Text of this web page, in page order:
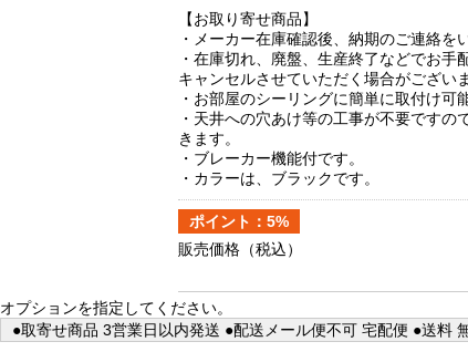
【お取り寄せ商品】
・メーカー在庫確認後、納期のご連絡を
・在庫切れ、廃盤、生産終了などでお手
キャンセルさせていただく場合がございま
・お部屋のシーリングに簡単に取付け可
・天井への穴あけ等の工事が不要ですの
きます。
・ブレーカー機能付です。
・カラーは、ブラックです。
ポイント：5%
販売価格 （税込）
オプションを指定してください。
●取寄せ商品 3営業日以内発送 ●配送メール便不可 宅配便 ●送料